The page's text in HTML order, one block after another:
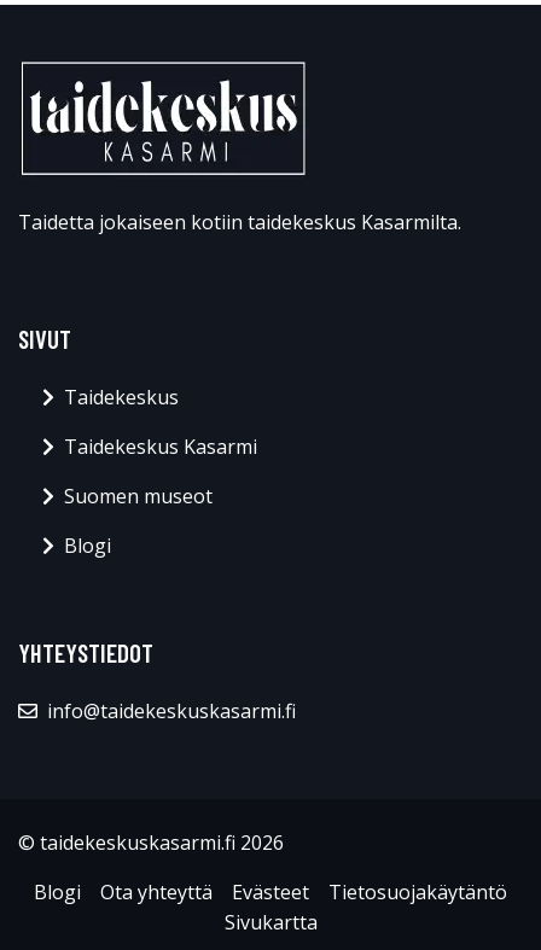
Taidetta jokaiseen kotiin taidekeskus Kasarmilta.
SIVUT
Taidekeskus
Taidekeskus Kasarmi
Suomen museot
Blogi
YHTEYSTIEDOT
info@taidekeskuskasarmi.fi
© taidekeskuskasarmi.fi 2026
Blogi
Ota yhteyttä Evästeet
Tietosuojakäytäntö
Sivukartta